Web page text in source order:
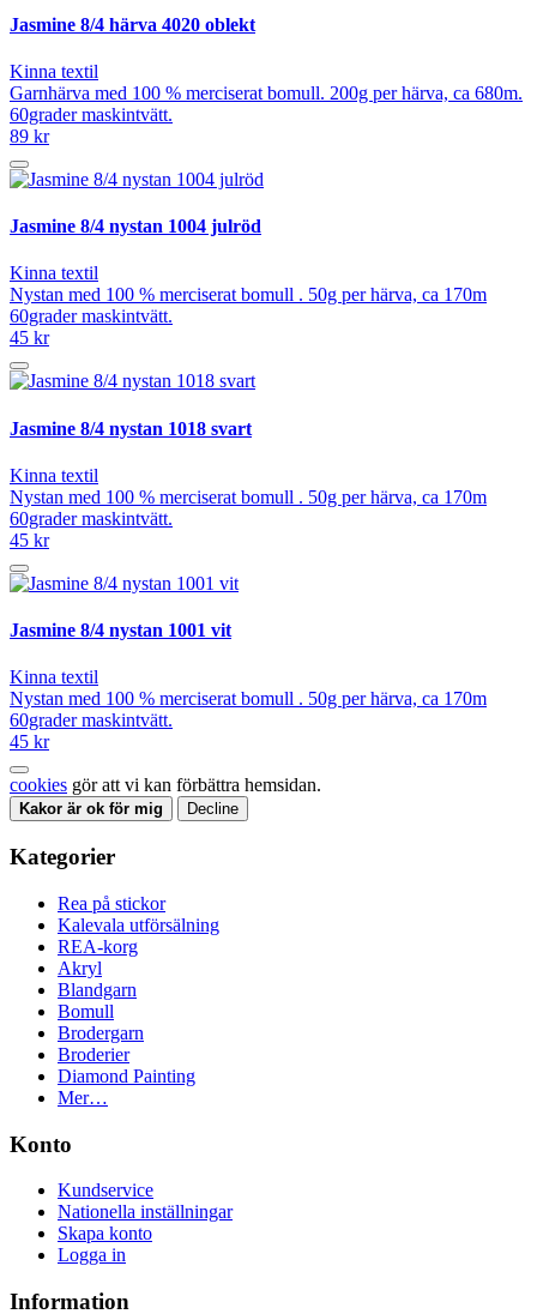
Jasmine 8/4 härva 4020 oblekt
Kinna textil
Garnhärva med 100 % merciserat bomull. 200g per härva, ca 680m.
60grader maskintvätt.
89 kr
Jasmine 8/4 nystan 1004 julröd
Kinna textil
Nystan med 100 % merciserat bomull . 50g per härva, ca 170m
60grader maskintvätt.
45 kr
Jasmine 8/4 nystan 1018 svart
Kinna textil
Nystan med 100 % merciserat bomull . 50g per härva, ca 170m
60grader maskintvätt.
45 kr
Jasmine 8/4 nystan 1001 vit
Kinna textil
Nystan med 100 % merciserat bomull . 50g per härva, ca 170m
60grader maskintvätt.
45 kr
cookies gör att vi kan förbättra hemsidan.
Kakor är ok för mig Decline
Kategorier
Rea på stickor
Kalevala utförsälning
REA-korg
Akryl
Blandgarn
Bomull
Brodergarn
Broderier
Diamond Painting
Mer…
Konto
Kundservice
Nationella inställningar
Skapa konto
Logga in
Information